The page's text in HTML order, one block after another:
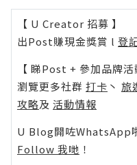
【 U Creator 招募 】
出Post賺現金獎賞 l 登
【 睇Post + 參加品牌活
瀏覽更多社群 打卡 丶 旅
攻略及 活動情報
U Blog開咗WhatsApp
Follow 我哋 ！